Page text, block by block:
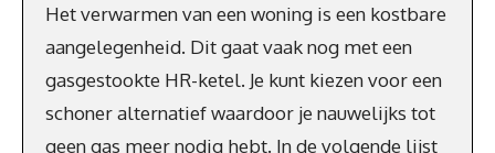
Het verwarmen van een woning is een kostbare
aangelegenheid. Dit gaat vaak nog met een
gasgestookte HR-ketel. Je kunt kiezen voor een
schoner alternatief waardoor je nauwelijks tot
geen gas meer nodig hebt. In de volgende lijst